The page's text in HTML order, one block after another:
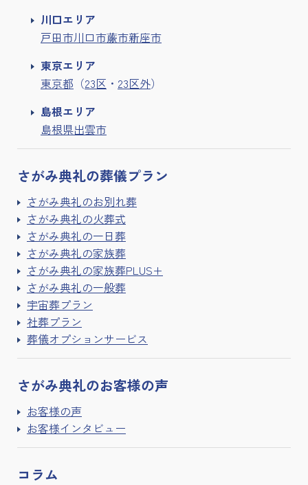
川口エリア
戸田市川口市蕨市新座市
東京エリア
東京都 （23区 ・ 23区外）
島根エリア
島根県出雲市
さがみ典礼の葬儀プラン
さがみ典礼のお別れ葬
さがみ典礼の火葬式
さがみ典礼の一日葬
さがみ典礼の家族葬
さがみ典礼の家族葬PLUS+
さがみ典礼の一般葬
宇宙葬プラン
社葬プラン
葬儀オプションサービス
さがみ典礼のお客様の声
お客様の声
お客様インタビュー
コラム